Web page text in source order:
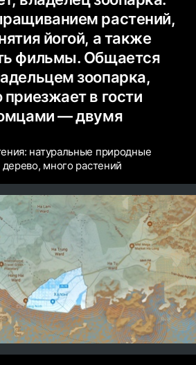
растений,
йогой, а также
фильмы. Общается
зоопарка,
в гости
— двумя
натуральные природные
много растений